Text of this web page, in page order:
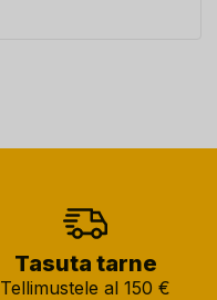
Tasuta tarne
Tellimustele al 150 €